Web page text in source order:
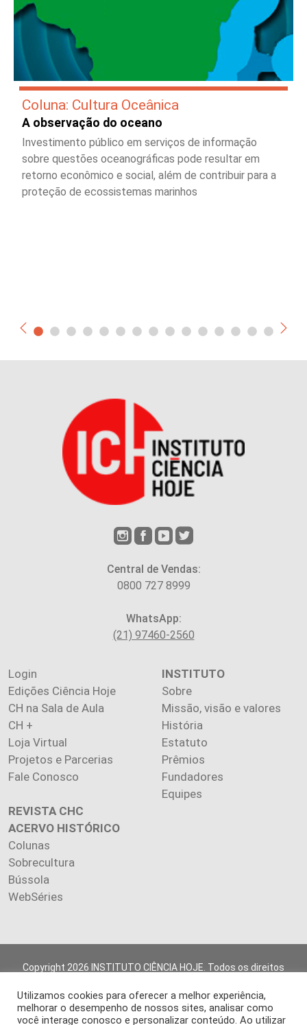
Coluna: Cultura Oceânica
A observação do oceano
Investimento público em serviços de informação
sobre questões oceanográficas pode resultar em
retorno econômico e social, além de contribuir para a
proteção de ecossistemas marinhos
Central de Vendas:
0800 727 8999
WhatsApp:
(21) 97460-2560
Login
Edições Ciência Hoje
CH na Sala de Aula
CH +
Loja Virtual
Projetos e Parcerias
Fale Conosco
INSTITUTO
Sobre
Missão, visão e valores
História
Estatuto
Prêmios
Fundadores
Equipes
REVISTA CHC
ACERVO HISTÓRICO
Colunas
Sobrecultura
Bússola
WebSéries
Copyright 2026 INSTITUTO CIÊNCIA HOJE. Todos os direitos
Os artigos publicados na revista refletem exclusivamente a
opinião de seus autores.
Utilizamos cookies para oferecer a melhor experiência,
melhorar o desempenho de nossos sites, analisar como
você interage conosco e personalizar conteúdo. Ao utilizar